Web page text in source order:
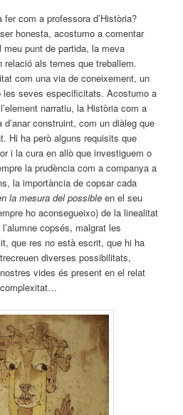
com a professora d’Història?
honesta, acostumo a comentar
punt de partida, la meva
als temes que treballem.
com una via de coneixement, un
seves especificitats. Acostumo a
narratiu, la Història com a
construint, com un diàleg que
Hi ha però alguns requisits que
i la cura en allò que investiguem o
la prudència com a companya a
la importància de copsar cada
la mesura del possible en el seu
ho aconsegueixo) de la linealitat
copsés, malgrat les
que res no està escrit, que hi ha
diverses possibilitats,
vides és present en el relat